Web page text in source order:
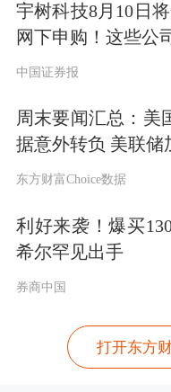
长模式渐显疲
合新消费趋势
为战略支点，
现从区域品牌到
国家政策层面
活力，为百菲
业的发展提供
报告着重强调
高投资效益，
宇树科技8月10日将
网下申购！这些公
中国证券报
周末要闻汇总：美
据意外转负 美联储
东方财富Choice数据
利好来袭！爆买
希尔罕见出手
券商中国
打开东方